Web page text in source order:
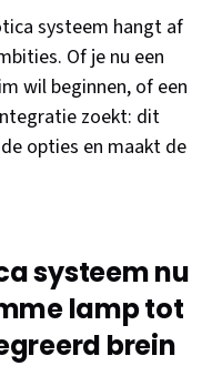
systeem hangt af
Of je nu een
wil beginnen, of een
zoekt: dit
opties en maakt de
systeem nu
lamp tot
brein